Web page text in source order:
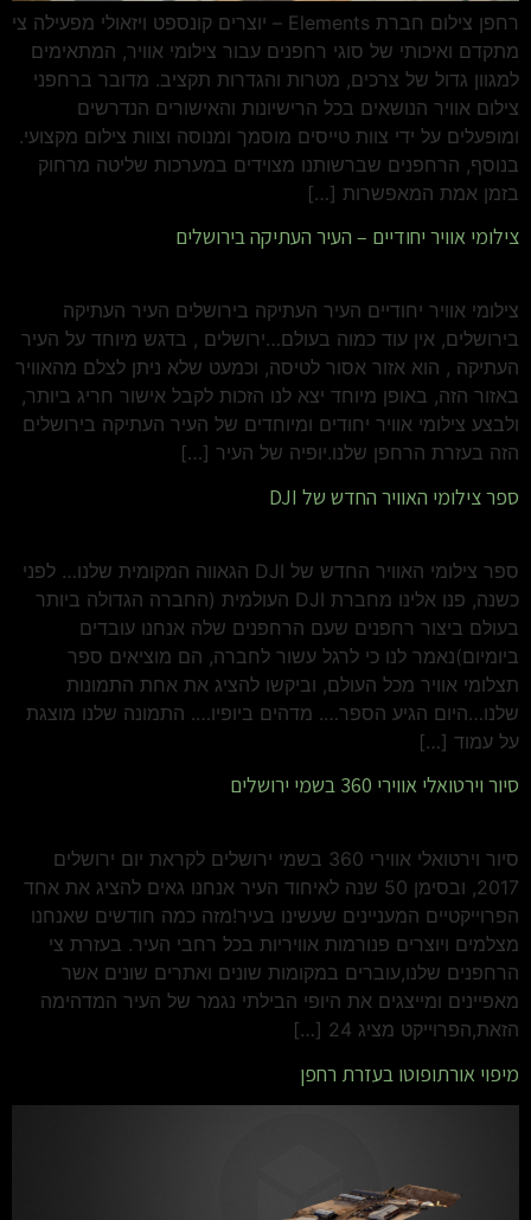
רחפן צילום חברת Elements – יוצרים קונספט ויזאולי מפעילה צי
מתקדם ואיכותי של סוגי רחפנים עבור צילומי אוויר, המתאימים
למגוון גדול של צרכים, מטרות והגדרות תקציב. מדובר ברחפני
צילום אוויר הנושאים בכל הרישיונות והאישורים הנדרשים
ומופעלים על ידי צוות טייסים מוסמך ומנוסה וצוות צילום מקצועי.
בנוסף, הרחפנים שברשותנו מצוידים במערכות שליטה מרחוק
בזמן אמת המאפשרות […]
צילומי אוויר יחודיים – העיר העתיקה בירושלים
צילומי אוויר יחודיים העיר העתיקה בירושלים העיר העתיקה
בירושלים, אין עוד כמוה בעולם…ירושלים , בדגש מיוחד על העיר
העתיקה , הוא אזור אסור לטיסה, וכמעט שלא ניתן לצלם מהאוויר
באזור הזה, באופן מיוחד יצא לנו הזכות לקבל אישור חריג ביותר,
ולבצע צילומי אוויר יחודים ומיוחדים של העיר העתיקה בירושלים
הזה בעזרת הרחפן שלנו.יופיה של העיר […]
ספר צילומי האוויר החדש של DJI
ספר צילומי האוויר החדש של DJI הגאווה המקומית שלנו… לפני
כשנה, פנו אלינו מחברת DJI העולמית (החברה הגדולה ביותר
בעולם ביצור רחפנים שעם הרחפנים שלה אנחנו עובדים
ביומיום)נאמר לנו כי לרגל עשור לחברה, הם מוציאים ספר
תצלומי אוויר מכל העולם, וביקשו להציג את אחת התמונות
שלנו…היום הגיע הספר…. מדהים ביופיו…. התמונה שלנו מוצגת
על עמוד […]
סיור וירטואלי אווירי 360 בשמי ירושלים
סיור וירטואלי אווירי 360 בשמי ירושלים לקראת יום ירושלים
2017, ובסימן 50 שנה לאיחוד העיר אנחנו גאים להציג את אחד
הפרוייקטיים המעניינים שעשינו בעיר!מזה כמה חודשים שאנחנו
מצלמים ויוצרים פנורמות אוויריות בכל רחבי העיר. בעזרת צי
הרחפנים שלנו,עוברים במקומות שונים ואתרים שונים אשר
מאפיינים ומייצגים את היופי הבילתי נגמר של העיר המדהימה
הזאת,הפרוייקט מציג 24 […]
מיפוי אורתופוטו בעזרת רחפן